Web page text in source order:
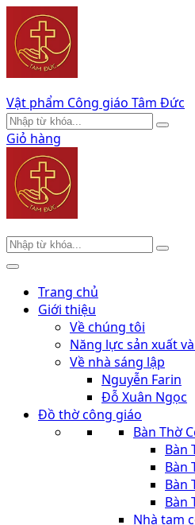
Vật phẩm Công giáo Tâm Đức
Giỏ hàng
Trang chủ
Giới thiệu
Về chúng tôi
Năng lực sản xuất
Về nhà sáng lập
Nguyễn Farin
Đỗ Xuân Ngọc
Đồ thờ công giáo
Bàn Thờ
Bàn
Bàn
Bàn
Bàn
Nhà tạm